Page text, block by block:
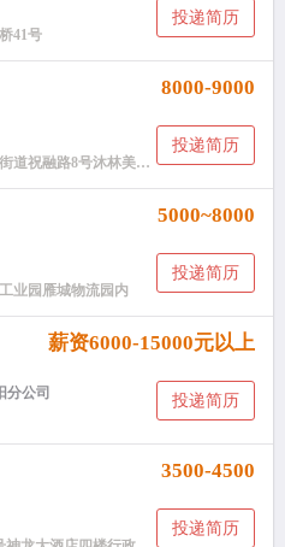
投递简历
41号
8000-9000
投递简历
沐林美郡28栋503、504室
5000~8000
投递简历
业园雁城物流园内
薪资6000-15000元以上
投递简历
分公司
3500-4500
投递简历